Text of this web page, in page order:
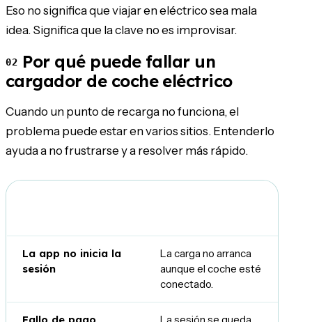
Eso no significa que viajar en eléctrico sea mala
idea. Significa que la clave no es improvisar.
02 Por qué puede fallar un
cargador de coche eléctrico
Cuando un punto de recarga no funciona, el
problema puede estar en varios sitios. Entenderlo
ayuda a no frustrarse y a resolver más rápido.
La app no inicia la
sesión
La carga no arranca
aunque el coche esté
conectado.
Fallo de pago
La sesión se queda